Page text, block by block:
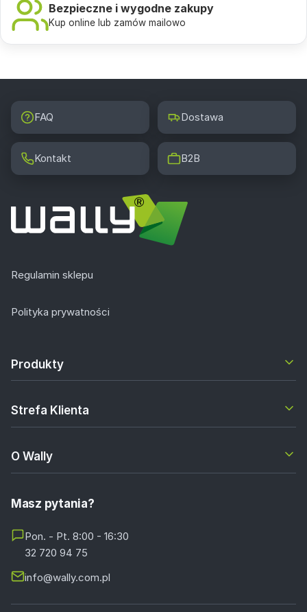
Bezpieczne i wygodne zakupy
Kup online lub zamów mailowo
FAQ Dostawa
Kontakt B2B
Regulamin sklepu
Polityka prywatności
Produkty
Strefa Klienta
O Wally
Masz pytania?
Pon. - Pt. 8:00 - 16:30
32 720 94 75
info@wally.com.pl